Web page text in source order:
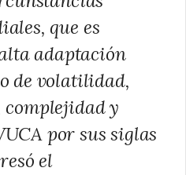
que es
adaptación
de volatilidad,
y
por sus siglas
el